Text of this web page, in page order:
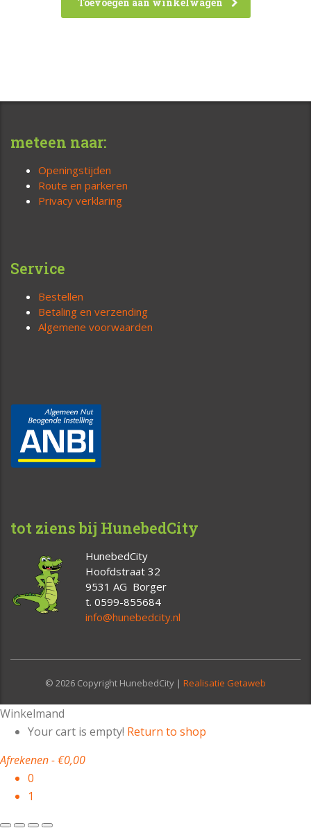
meteen naar:
Openingstijden
Route en parkeren
Privacy verklaring
Service
Bestellen
Betaling en verzending
Algemene voorwaarden
tot ziens bij HunebedCity
HunebedCity
Hoofdstraat 32
9531 AG Borger
t. 0599-855684
info@hunebedcity.nl
© 2026 Copyright HunebedCity | Realisatie Getaweb
Winkelmand
Your cart is empty! Return to shop
Afrekenen-€0,00
0
1